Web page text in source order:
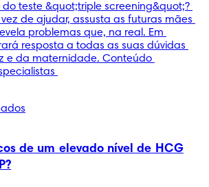
teste &quot;triple screening&quot;?
de ajudar, assusta as futuras mães
problemas que, na real. Em
resposta a todas as suas dúvidas
e da maternidade. Conteúdo
de um elevado nível de HCG